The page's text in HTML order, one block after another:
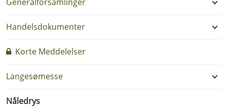
Handelsdokumenter
Korte Meddelelser
Langesømesse
Nåledrys